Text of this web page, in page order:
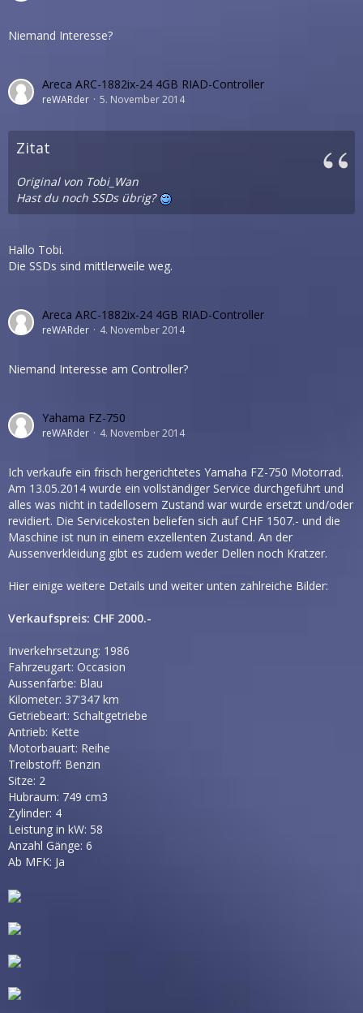
Niemand Interesse?
Areca ARC-1882ix-24 4GB RIAD-Controller
reWARder 5. November 2014
Zitat
Original von Tobi_Wan
Hast du noch SSDs übrig?
Hallo Tobi.
Die SSDs sind mittlerweile weg.
Areca ARC-1882ix-24 4GB RIAD-Controller
reWARder 4. November 2014
Niemand Interesse am Controller?
Yahama FZ-750
reWARder 4. November 2014
Ich verkaufe ein frisch hergerichtetes Yamaha FZ-750 Motorrad.
Am 13.05.2014 wurde ein vollständiger Service durchgeführt und
alles was nicht in tadellosem Zustand war wurde ersetzt und/oder
revidiert. Die Servicekosten beliefen sich auf CHF 1507.- und die
Maschine ist nun in einem exzellenten Zustand. An der
Aussenverkleidung gibt es zudem weder Dellen noch Kratzer.
Hier einige weitere Details und weiter unten zahlreiche Bilder:
Verkaufspreis: CHF 2000.-
Inverkehrsetzung: 1986
Fahrzeugart: Occasion
Aussenfarbe: Blau
Kilometer: 37'347 km
Getriebeart: Schaltgetriebe
Antrieb: Kette
Motorbauart: Reihe
Treibstoff: Benzin
Sitze: 2
Hubraum: 749 cm3
Zylinder: 4
Leistung in kW: 58
Anzahl Gänge: 6
Ab MFK: Ja